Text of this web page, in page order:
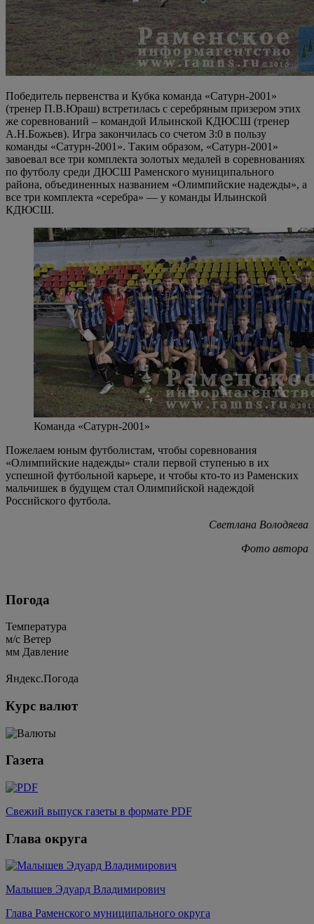
Победитель первенства и Кубка команда «Сатурн-2001»
(тренер П.В.Юраш) встретилась с серебряным призером этих
же соревнований – командой Ильинской КДЮСШ (тренер
А.Н.Божьев). Игра закончилась со счетом 3:0 в пользу
команды «Сатурн-2001». Таким образом, «Сатурн-2001»
завоевал все три комплекта золотых медалей в соревнованиях
по футболу среди ДЮСШ Раменского муниципального
района, объединенных названием «Олимпийские надежды», а
все три комплекта «серебра» — у команды Ильинской
КДЮСШ.
Команда «Сатурн-2001»
Пожелаем юным футболистам, чтобы соревнования
«Олимпийские надежды» стали первой ступенью в их
успешной футбольной карьере, и чтобы кто-то из Раменских
мальчишек в будущем стал Олимпийской надеждой
Российского футбола.
Светлана Володяева
Фото автора
Погода
Температура
м/c Ветер
мм Давление
Яндекс.Погода
Курс валют
Газета
Свежий выпуск газеты в формате PDF
Глава округа
Малышев Эдуард Владимирович
Глава Раменского муниципального округа